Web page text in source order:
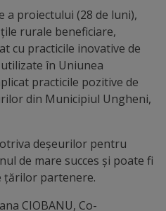
a proiectului (28 de luni),
rurale beneficiare,
cu practicile inovative de
în Uniunea
practicile pozitive de
din Municipiul Ungheni,
deșeurilor pentru
de mare succes și poate fi
țărilor partenere.
CIOBANU, Co-